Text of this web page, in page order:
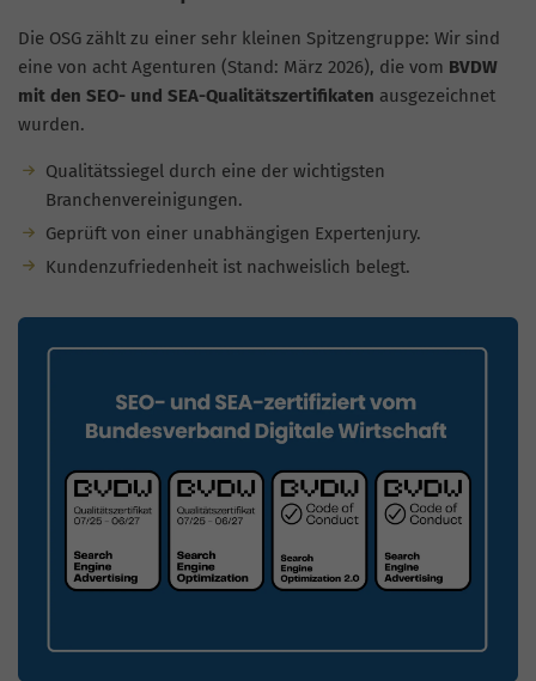
Die OSG zählt zu einer sehr kleinen Spitzengruppe: Wir sind
eine von acht Agenturen (Stand: März 2026), die vom BVDW
mit den SEO- und SEA-Qualitätszertifikaten ausgezeichnet
wurden.
Qualitätssiegel durch eine der wichtigsten
Branchenvereinigungen.
Geprüft von einer unabhängigen Expertenjury.
Kundenzufriedenheit ist nachweislich belegt.